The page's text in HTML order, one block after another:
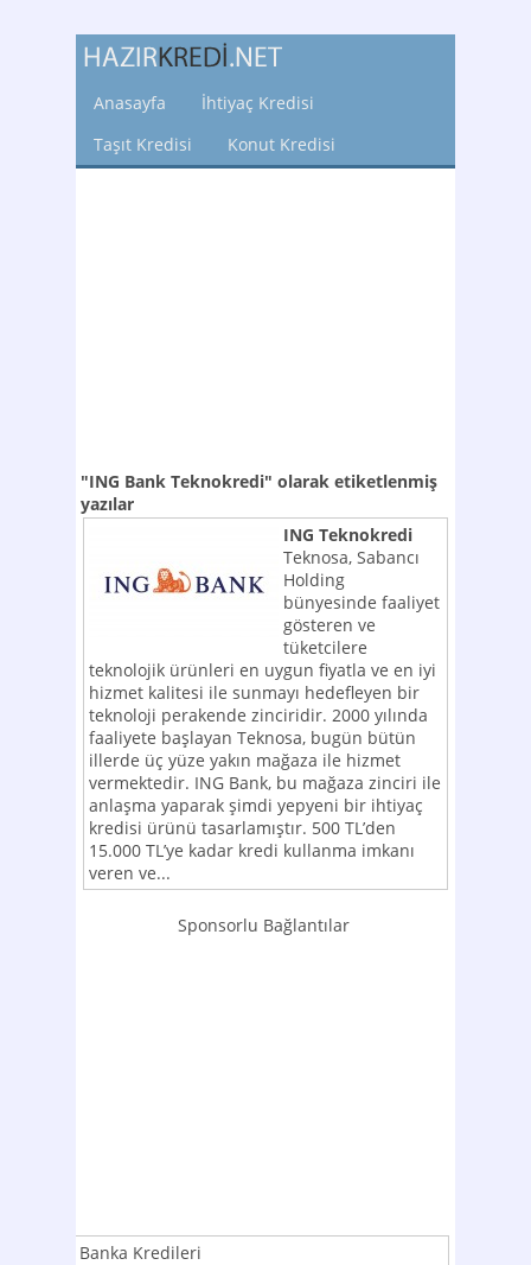
Anasayfa
İhtiyaç Kredisi
Taşıt Kredisi
Konut Kredisi
"ING Bank Teknokredi" olarak etiketlenmiş
yazılar
ING Teknokredi
Teknosa, Sabancı
Holding
bünyesinde faaliyet
gösteren ve
tüketcilere
teknolojik ürünleri en uygun fiyatla ve en iyi
hizmet kalitesi ile sunmayı hedefleyen bir
teknoloji perakende zinciridir. 2000 yılında
faaliyete başlayan Teknosa, bugün bütün
illerde üç yüze yakın mağaza ile hizmet
vermektedir. ING Bank, bu mağaza zinciri ile
anlaşma yaparak şimdi yepyeni bir ihtiyaç
kredisi ürünü tasarlamıştır. 500 TL’den
15.000 TL’ye kadar kredi kullanma imkanı
veren ve...
Sponsorlu Bağlantılar
Banka Kredileri